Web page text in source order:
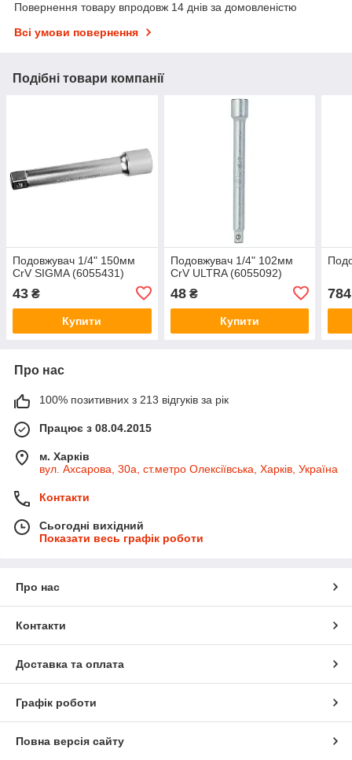
Повернення товару впродовж 14 днів за домовленістю
Всі умови повернення
Подібні товари компанії
Подовжувач 1/4" 150мм
CrV SIGMA (6055431)
43 ₴
Купити
Подовжувач 1/4" 102мм
CrV ULTRA (6055092)
48₴
Купити
784
Про нас
100% позитивних з 213 відгуків за рік
Працює з 08.04.2015
м. Харків
вул. Ахсарова, 30а, ст.метро Олексіївська, Харків, Україна
Контакти
Сьогодні вихідний
Показати весь графік роботи
Про нас
Контакти
Доставка та оплата
Графік роботи
Повна версія сайту